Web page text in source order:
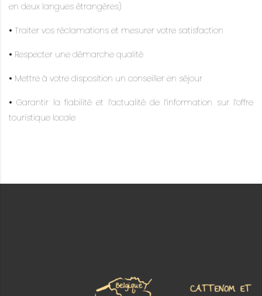
en deux langues étrangères)
• Traiter vos réclamations et mesurer votre satisfaction
• Respecter une démarche qualité
• Mettre à votre disposition un conseiller en séjour
• Garantir la fiabilité et l’actualité de l’information sur l’offre
touristique locale